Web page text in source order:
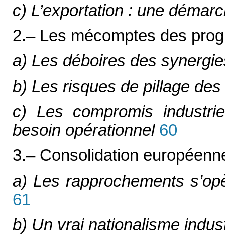
c) L’exportation : une
2.– Les mécomptes des
a) Les déboires des
b) Les risques de pillage
c) Les compromis
besoin opérationnel 60
3.– Consolidation
a) Les rapprochements
61
b) Un vrai nationalisme